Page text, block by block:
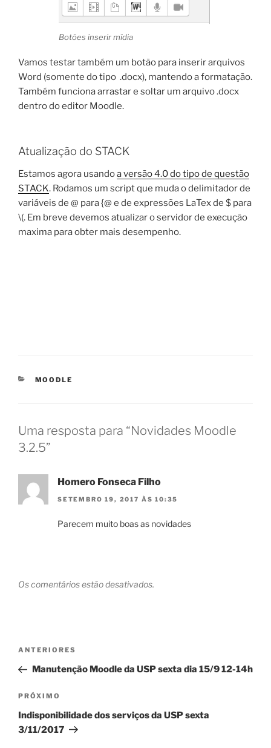
Botões inserir mídia
Vamos testar também um botão para inserir arquivos
Word (somente do tipo .docx), mantendo a formatação.
Também funciona arrastar e soltar um arquivo .docx
dentro do editor Moodle.
Atualização do STACK
Estamos agora usandoa versão 4.0 do tipo de questão
STACK. Rodamos um script que muda o delimitador de
variáveis de @ para {@ e de expressões LaTex de $ para
\(. Em breve devemos atualizar o servidor de execução
maxima para obter mais desempenho.
CATEGORIAS
MOODLE
Uma resposta para “Novidades Moodle
3.2.5”
Homero Fonseca Filho
SETEMBRO 19, 2017 ÀS 10:35
Parecem muito boas as novidades
Os comentários estão desativados.
Navegação
Post
Post
anterior
ANTERIORES
Manutenção Moodle da USP sexta dia 15/9 12-14h
Próximo
post
PRÓXIMO
Indisponibilidade dos serviços da USP sexta
3/11/2017